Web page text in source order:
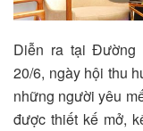
Diễn ra tại Đường
20/6, ngày hội thu
những người yêu
được thiết kế mở,